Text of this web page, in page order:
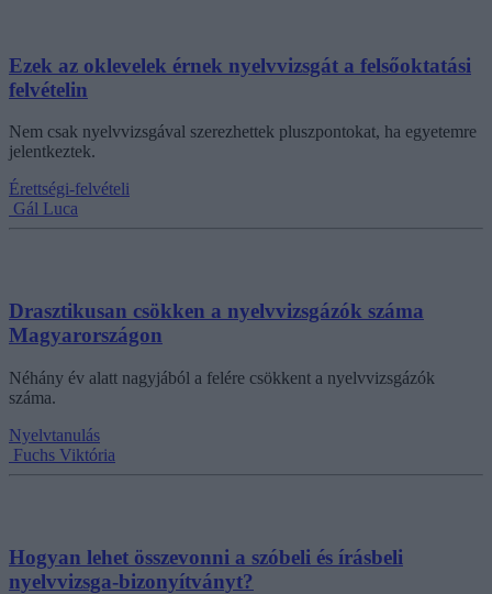
Ezek az oklevelek érnek nyelvvizsgát a felsőoktatási
felvételin
Nem csak nyelvvizsgával szerezhettek pluszpontokat, ha egyetemre
jelentkeztek.
Érettségi-felvételi
Gál Luca
Drasztikusan csökken a nyelvvizsgázók száma
Magyarországon
Néhány év alatt nagyjából a felére csökkent a nyelvvizsgázók
száma.
Nyelvtanulás
Fuchs Viktória
Hogyan lehet összevonni a szóbeli és írásbeli
nyelvvizsga-bizonyítványt?